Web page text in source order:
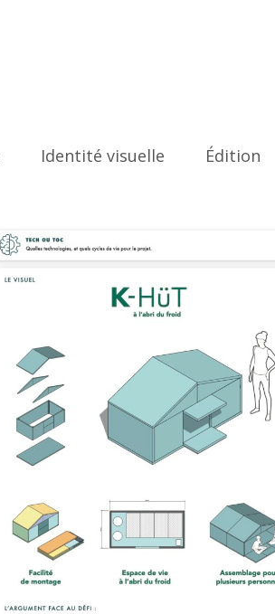
Identité visuelle Édition